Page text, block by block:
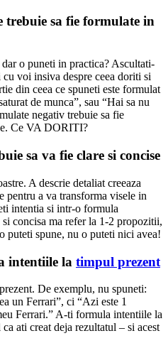
trebuie sa fie formulate in
o puneti in practica? Ascultati-
voi insiva despre ceea doriti si
din ceea ce spuneti este formulat
de munca”, sau “Hai sa nu
negativ trebuie sa fie
Ce VA DORITI?
sa va fie clare si concise
A descrie detaliat creeaza
pentru a va transforma visele in
intentia si intr-o formula
concisa ma refer la 1-2 propozitii,
puteti spune, nu o puteti nici avea!
intentiile la timpul prezent
De exemplu, nu spuneti:
un Ferrari”, ci “Azi este 1
Ferrari.” A-ti formula intentiile la
ati creat deja rezultatul – si acest